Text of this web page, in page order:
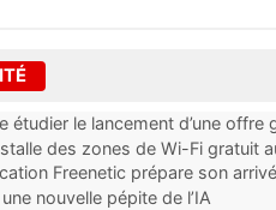
étudier le lancement d’une offre
des zones de Wi-Fi gratuit
Freenetic prépare son
testez la
nouvelle pépite de l’IA